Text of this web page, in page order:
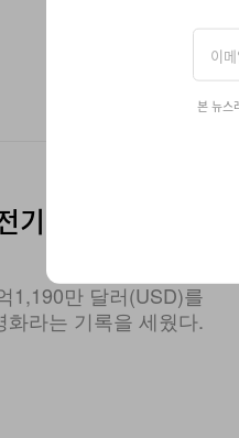
영화 등
1,190만 달러(USD)를
라는 기록을 세웠다.
본 뉴스